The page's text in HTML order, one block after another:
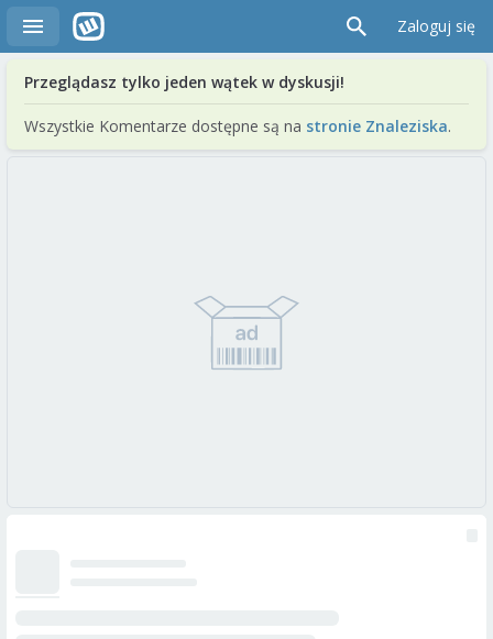
Zaloguj się
Przeglądasz tylko jeden wątek w dyskusji!
Wszystkie Komentarze dostępne są na stronie Znaleziska.